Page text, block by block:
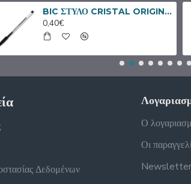
BIC ΣΤΥΛΟ CRISTAL ORIGINAL ΜΑΥΡΟ
0,40€
Δεδομένων
Ο
Οι
Newsletter